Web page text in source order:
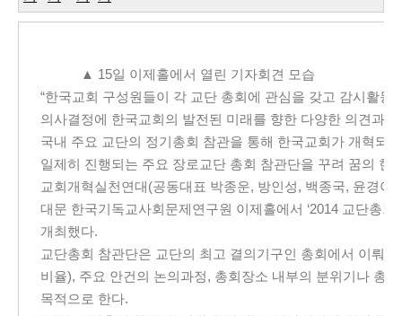
▲ 15일 이제홀에서 열린 기자회견 모습
“한국교회 구성원들이 각 교단 총회에 관심을 갖고 감시활동
의사결정에 한국교회의 발전된 미래를 향한 다양한 의견과
국내 주요 교단의 정기총회 참관을 통해 한국교회가 개혁되
일제히 진행되는 주요 장로교단 총회 참관단을 꾸려 꿈의 현
교회개혁실천연대(공동대표 박종운, 방인성, 백종국, 윤경아
대문 한국기독교사회문제연구원 이제홀에서 ‘2014 교단총
개최했다.
교단총회 참관단은 교단의 최고 결의기구인 총회에서 이뤄
비율), 주요 안건의 논의과정, 총회장소 내부의 분위기나 총
목적으로 한다.